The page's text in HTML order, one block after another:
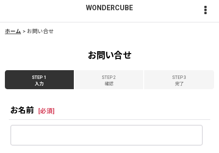
WONDERCUBE
ホーム > お問い合せ
お問い合せ
STEP 1
入力
STEP 2
確認
STEP 3
完了
お名前 [必須]